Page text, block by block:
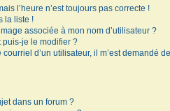
l’heure n’est toujours pas correcte !
la liste !
associée à mon nom d’utilisateur ?
puis-je le modifier ?
d’un utilisateur, il m’est demandé
dans un forum ?